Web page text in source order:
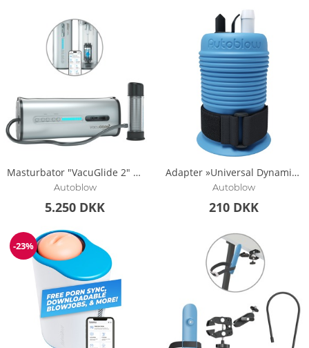
Masturbator "VacuGlide 2" kan nu også styres via app inkl. gratis videoer
Autoblow
5.250 DKK
Adapter »Universal Dynamic Stroking Cap« til VacuGlide fra Autoblow
Autoblow
210 DKK
Rabat
-23%